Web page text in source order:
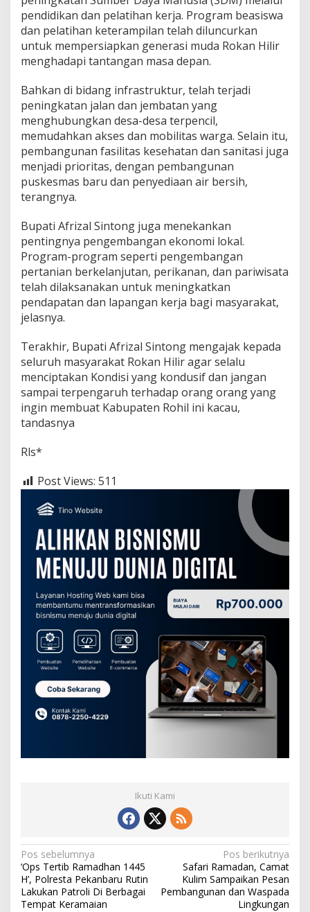
pendidikan dan pelatihan kerja. Program beasiswa
dan pelatihan keterampilan telah diluncurkan
untuk mempersiapkan generasi muda Rokan Hilir
menghadapi tantangan masa depan.
Bahkan di bidang infrastruktur, telah terjadi
peningkatan jalan dan jembatan yang
menghubungkan desa-desa terpencil,
memudahkan akses dan mobilitas warga. Selain itu,
pembangunan fasilitas kesehatan dan sanitasi juga
menjadi prioritas, dengan pembangunan
puskesmas baru dan penyediaan air bersih,
terangnya.
Bupati Afrizal Sintong juga menekankan
pentingnya pengembangan ekonomi lokal.
Program-program seperti pengembangan
pertanian berkelanjutan, perikanan, dan pariwisata
telah dilaksanakan untuk meningkatkan
pendapatan dan lapangan kerja bagi masyarakat,
jelasnya.
Terakhir, Bupati Afrizal Sintong mengajak kepada
seluruh masyarakat Rokan Hilir agar selalu
menciptakan Kondisi yang kondusif dan jangan
sampai terpengaruh terhadap orang orang yang
ingin membuat Kabupaten Rohil ini kacau,
tandasnya
Rls*
Post Views: 511
Ikuti Kami
N
a
v
Pos sebelumnya
‘Ops Tertib Ramadhan 1445
H’, Polresta Pekanbaru Rutin
Lakukan Patroli Di Berbagai
Tempat Keramaian
Pos berikutnya
Safari Ramadan, Camat
Kulim Sampaikan Pesan
Pembangunan dan Waspada
Lingkungan